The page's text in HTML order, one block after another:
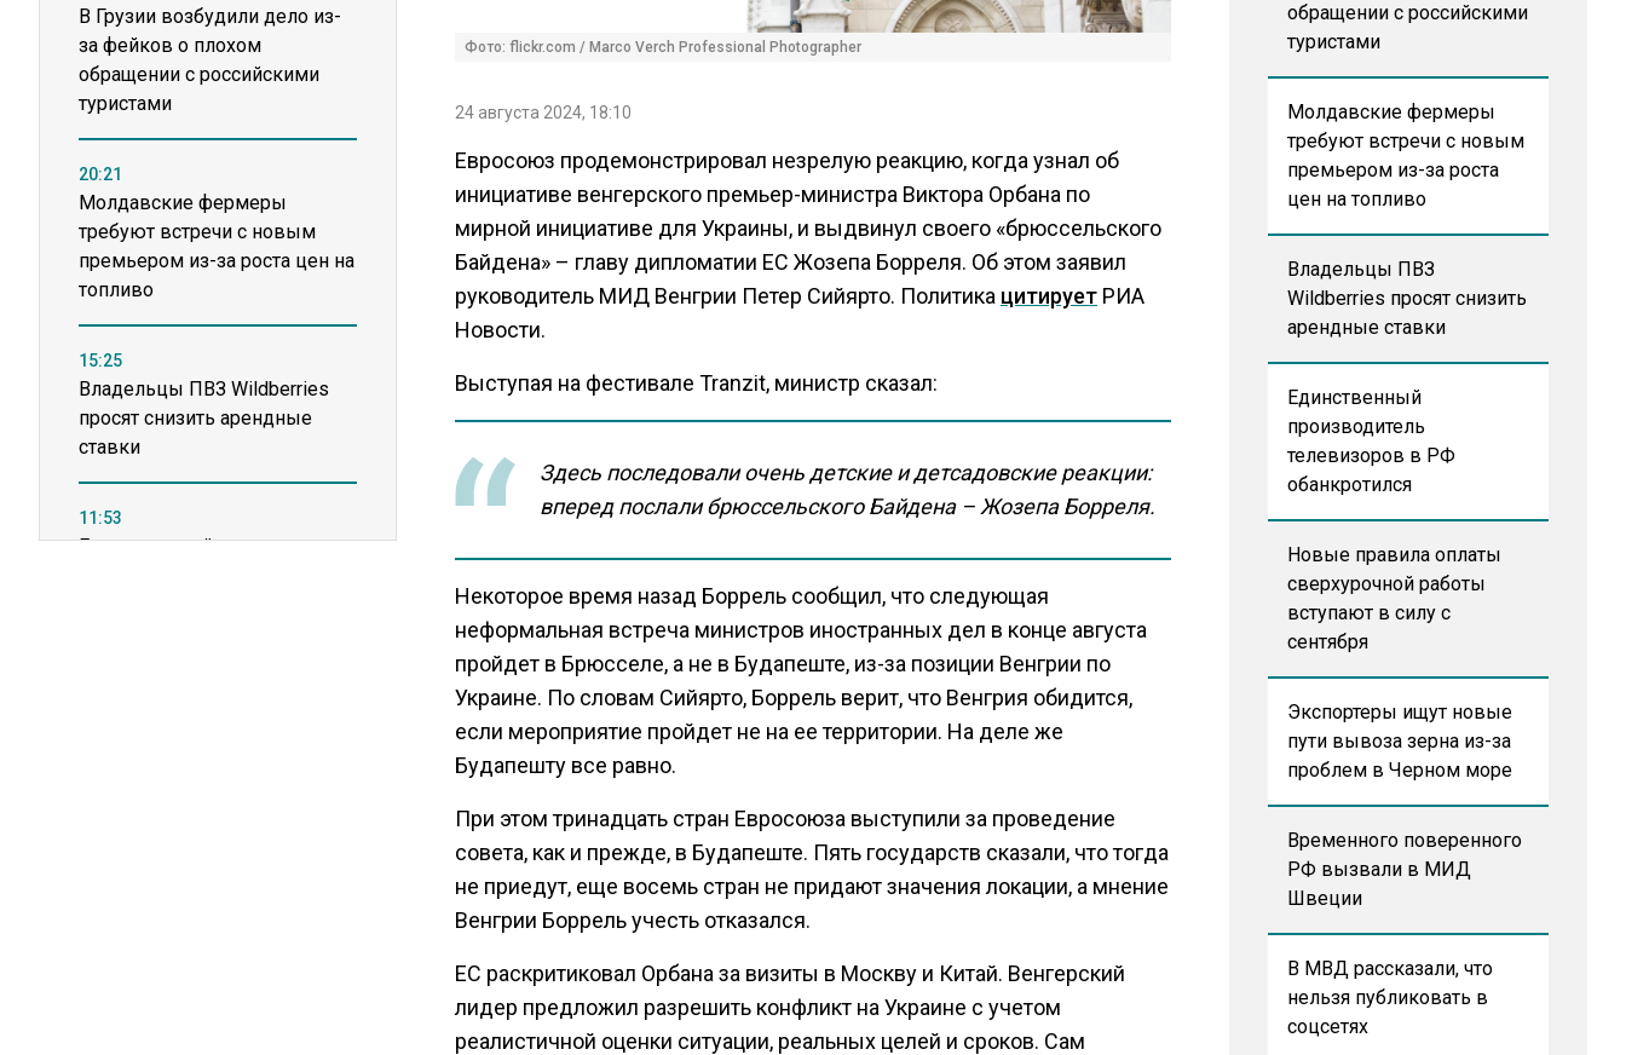
В Грузии возбудили дело из-
за фейков о плохом
обращении с российскими
туристами
20:21
Молдавские фермеры
требуют встречи с новым
премьером из-за роста цен на
топливо
15:25
Владельцы ПВЗ Wildberries
просят снизить арендные
ставки
11:53
Единственный производитель
Фото: flickr.com / Marco Verch Professional Photographer
24 августа 2024, 18:10
Евросоюз продемонстрировал незрелую реакцию, когда узнал об
инициативе венгерского премьер-министра Виктора Орбана по
мирной инициативе для Украины, и выдвинул своего «брюссельского
Байдена» – главу дипломатии ЕС Жозепа Борреля. Об этом заявил
руководитель МИД Венгрии Петер Сийярто. Политика цитируетРИА
Новости.
Выступая на фестивале Tranzit, министр сказал:
Здесь последовали очень детские и детсадовские реакции:
вперед послали брюссельского Байдена – Жозепа Борреля.
Некоторое время назад Боррель сообщил, что следующая
неформальная встреча министров иностранных дел в конце августа
пройдет в Брюсселе, а не в Будапеште, из-за позиции Венгрии по
Украине. По словам Сийярто, Боррель верит, что Венгрия обидится,
если мероприятие пройдет не на ее территории. На деле же
Будапешту все равно.
При этом тринадцать стран Евросоюза выступили за проведение
совета, как и прежде, в Будапеште. Пять государств сказали, что тогда
не приедут, еще восемь стран не придают значения локации, а мнение
Венгрии Боррель учесть отказался.
ЕС раскритиковал Орбана за визиты в Москву и Китай. Венгерский
лидер предложил разрешить конфликт на Украине с учетом
реалистичной оценки ситуации, реальных целей и сроков. Сам
обращении с российскими
туристами
Молдавские фермеры
требуют встречи с новым
премьером из-за роста
цен на топливо
Владельцы ПВЗ
Wildberries просят снизить
арендные ставки
Единственный
производитель
телевизоров в РФ
обанкротился
Новые правила оплаты
сверхурочной работы
вступают в силу с
сентября
Экспортеры ищут новые
пути вывоза зерна из-за
проблем в Черном море
Временного поверенного
РФ вызвали в МИД
Швеции
В МВД рассказали, что
нельзя публиковать в
соцсетях